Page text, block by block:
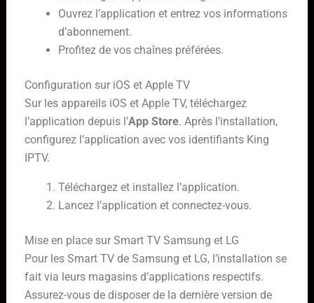
Ouvrez l’application et entrez vos informations
d’abonnement.
Profitez de vos chaînes préférées.
Configuration sur iOS et Apple TV
Sur les appareils iOS et Apple TV, téléchargez
l’application depuis l’App Store. Après l’installation,
configurez l’application avec vos identifiants King
IPTV.
Téléchargez et installez l’application.
Lancez l’application et connectez-vous.
Mise en place sur Smart TV Samsung et LG
Pour les Smart TV de Samsung et LG, l’installation se
fait via leurs magasins d’applications respectifs.
Assurez-vous de disposer de la dernière version de